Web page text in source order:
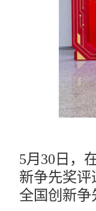
5月30日，
新争先奖
全国创新争